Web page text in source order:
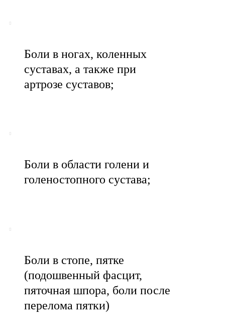
Боли в ногах, коленных
суставах, а также при
артрозе суставов;
Боли в области голени и
голеностопного сустава;
Боли в стопе, пятке
(подошвенный фасцит,
пяточная шпора, боли после
перелома пятки)